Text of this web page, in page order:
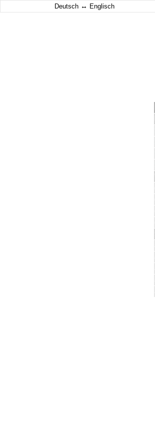
Deutsch ↔ Englisch